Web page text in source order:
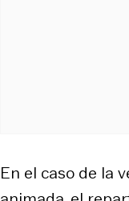
En el caso de la